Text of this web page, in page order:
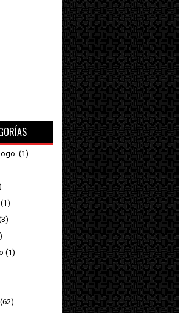
(1)
(1)
(1)
(62)